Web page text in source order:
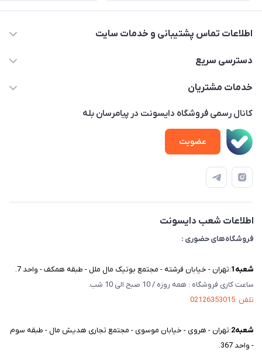
اطلاعات تماس پشتیبانی و خدمات سایت
02122913970 داخلی 219
پلاک 23 – طبقه 3
دسترسی سریع
خانه
ویدئو‌های آموزشی
دفترچه راهنمای محصولات
درباره ما
تماس با ما
خدمات مشتریان
امور مشتریان
حساب کاربری
قوانین و مقررات
کانال رسمی فروشگاه دایسونت در پیامرسان بله
عضویت
اطلاعات شعب دایسونت
فروشگاه‌های حضوری :
شعبه‌1 :تهران - خیابان فرشته - مجتمع بوتیک مال ملل - طبقه همکف - واحد 7.
ساعت کاری فروشگاه : همه روزه / 10 صبح الی 10 شب.
تلفن :02126353015
شعبه‌2 :تهران - هروی - خیابان موسوی - مجتمع تجاری هدیش مال - طبقه سوم
- واحد 367.